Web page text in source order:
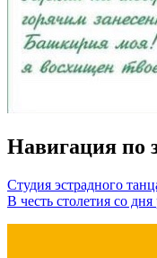
Навигация по
Студия эстрадного
В честь столетия со